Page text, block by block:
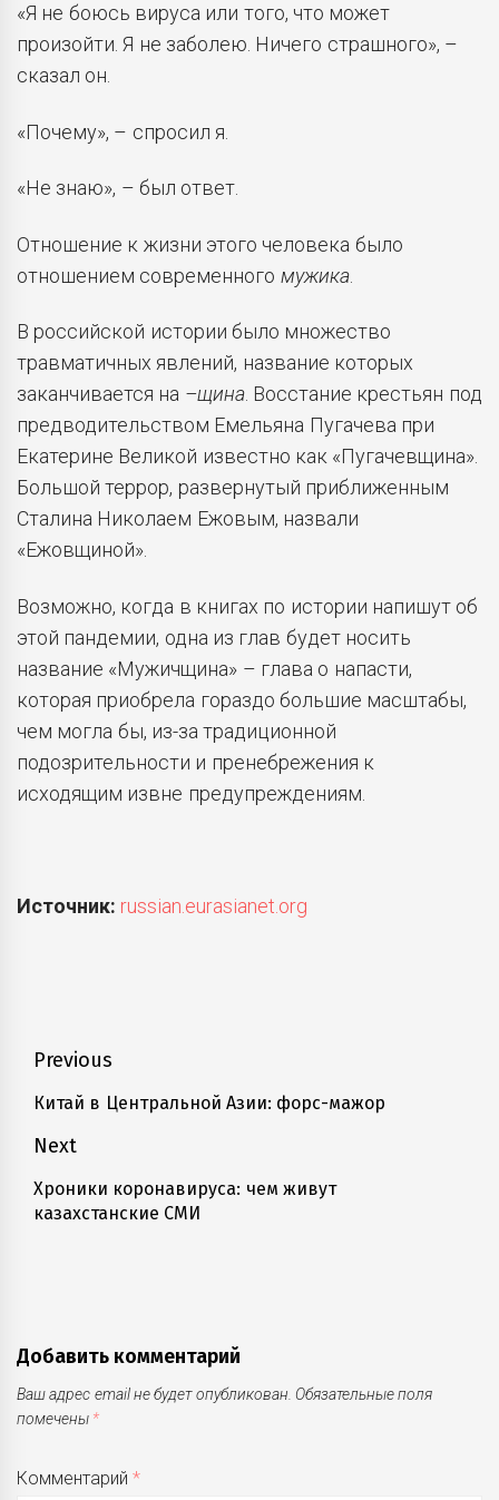
«Я не боюсь вируса или того, что может
произойти. Я не заболею. Ничего страшного», –
сказал он.
«Почему», – спросил я.
«Не знаю», – был ответ.
Отношение к жизни этого человека было
отношением современного мужика.
В российской истории было множество
травматичных явлений, название которых
заканчивается на –щина. Восстание крестьян под
предводительством Емельяна Пугачева при
Екатерине Великой известно как «Пугачевщина».
Большой террор, развернутый приближенным
Сталина Николаем Ежовым, назвали
«Ежовщиной».
Возможно, когда в книгах по истории напишут об
этой пандемии, одна из глав будет носить
название «Мужичщина» – глава о напасти,
которая приобрела гораздо большие масштабы,
чем могла бы, из-за традиционной
подозрительности и пренебрежения к
исходящим извне предупреждениям.
Источник: russian.eurasianet.org
Навигация
по
записям
Previous
Previous
Китай в Центральной Азии: форс-мажор
Next
Next
post:
Хроники коронавируса: чем живут
казахстанские СМИ
Добавить комментарий
Ваш адрес email не будет опубликован. Обязательные поля
помечены *
Комментарий*